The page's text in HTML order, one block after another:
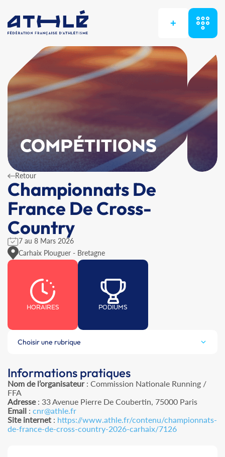
+
COMPÉTITIONS
Retour
Championnats De
France De Cross-
Country
7 au 8 Mars 2026
Carhaix Plouguer - Bretagne
HORAIRES PODIUMS
Choisir une rubrique
Informations pratiques
Nom de l’organisateur: Commission Nationale Running /
FFA
Adresse: 33 Avenue Pierre De Coubertin, 75000 Paris
Email : cnr@athle.fr
Site internet : https://www.athle.fr/contenu/championnats-
de-france-de-cross-country-2026-carhaix/7126